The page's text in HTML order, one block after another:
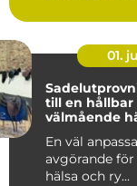
01.
till en hållbar
välmående
En väl
avgörande
hälsa och ry...